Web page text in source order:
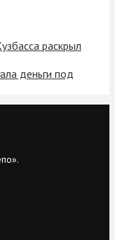
раскрыл
деньги под